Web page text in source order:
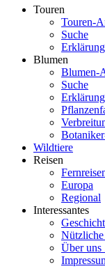
Touren
Touren-
Suche
Blumen
Blumen-
Suche
Wildtiere
Reisen
Europa
Regional
Interessantes
Über uns